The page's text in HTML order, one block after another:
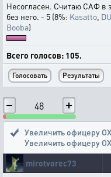
Несогласен. Считаю САФ в
без него. - 5 (8%: Kasatto
Booba)
Всего голосов: 105.
48
Увеличить офицеру
Увеличить офицеру
mirotvorec73